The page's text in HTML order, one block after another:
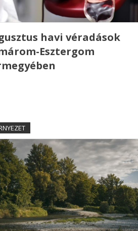
havi véradások
Esztergom